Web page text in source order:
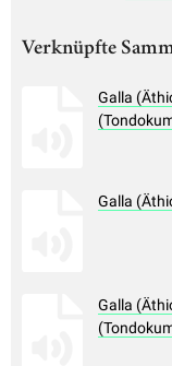
Verknüpfte
Galla
Galla
Galla